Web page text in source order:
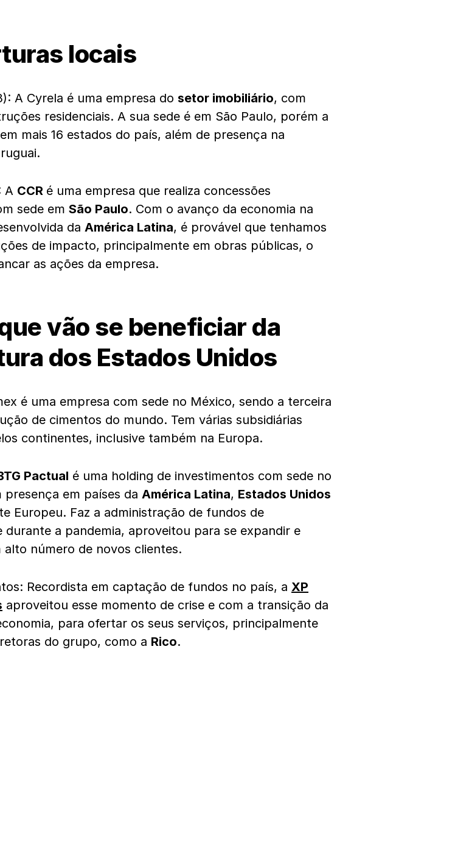
locais
A Cyrela é uma empresa do setor imobiliário, com
residenciais. A sua sede é em São Paulo, porém a
mais 16 estados do país, além de presença na
A CCR é uma empresa que realiza concessões
sede em São Paulo. Com o avanço da economia na
da América Latina, é provável que tenhamos
de impacto, principalmente em obras públicas, o
as ações da empresa.
vão se beneficiar da
dos Estados Unidos
é uma empresa com sede no México, sendo a terceira
de cimentos do mundo. Tem várias subsidiárias
continentes, inclusive também na Europa.
Pactual é uma holding de investimentos com sede no
presença em países da América Latina, Estados Unidos
Europeu. Faz a administração de fundos de
durante a pandemia, aproveitou para se expandir e
alto número de novos clientes.
Recordista em captação de fundos no país, a XP
aproveitou esse momento de crise e com a transição da
para ofertar os seus serviços, principalmente
do grupo, como a Rico.